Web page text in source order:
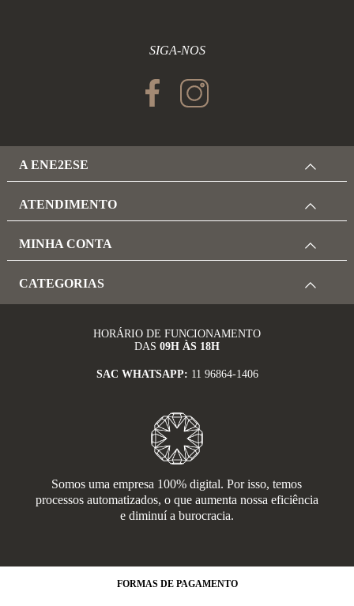
SIGA-NOS
A ENE2ESE
ATENDIMENTO
MINHA CONTA
CATEGORIAS
HORÁRIO DE FUNCIONAMENTO
DAS 09H ÀS 18H
SAC WHATSAPP: 11 96864-1406
Somos uma empresa 100% digital. Por isso, temos
processos automatizados, o que aumenta nossa eficiência
e diminuí a burocracia.
FORMAS DE PAGAMENTO